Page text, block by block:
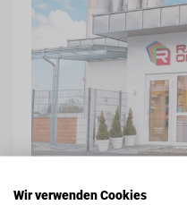
Ausgewählte
Wir verwenden Cookies